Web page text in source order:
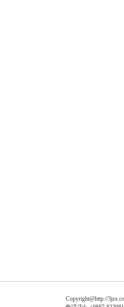
Copyright@http://